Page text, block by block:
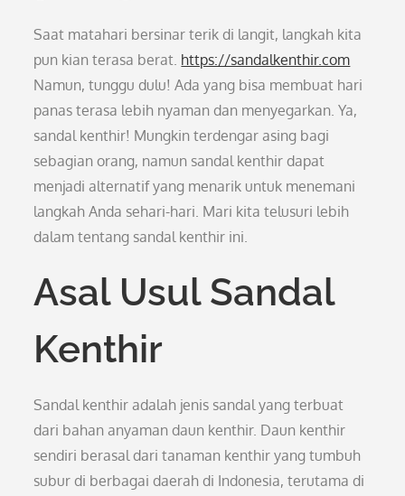
Saat matahari bersinar terik di langit, langkah kita
pun kian terasa berat. https://sandalkenthir.com
Namun, tunggu dulu! Ada yang bisa membuat hari
panas terasa lebih nyaman dan menyegarkan. Ya,
sandal kenthir! Mungkin terdengar asing bagi
sebagian orang, namun sandal kenthir dapat
menjadi alternatif yang menarik untuk menemani
langkah Anda sehari-hari. Mari kita telusuri lebih
dalam tentang sandal kenthir ini.
Asal Usul Sandal
Kenthir
Sandal kenthir adalah jenis sandal yang terbuat
dari bahan anyaman daun kenthir. Daun kenthir
sendiri berasal dari tanaman kenthir yang tumbuh
subur di berbagai daerah di Indonesia, terutama di